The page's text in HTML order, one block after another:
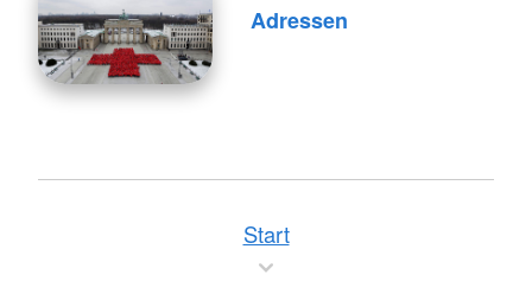
Adressen
Start